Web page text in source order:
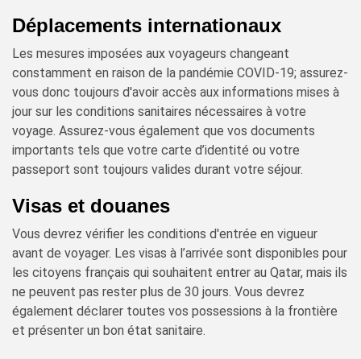
Déplacements internationaux
Les mesures imposées aux voyageurs changeant
constamment en raison de la pandémie COVID-19; assurez-
vous donc toujours d'avoir accès aux informations mises à
jour sur les conditions sanitaires nécessaires à votre
voyage. Assurez-vous également que vos documents
importants tels que votre carte d’identité ou votre
passeport sont toujours valides durant votre séjour.
Visas et douanes
Vous devrez vérifier les conditions d'entrée en vigueur
avant de voyager. Les visas à l’arrivée sont disponibles pour
les citoyens français qui souhaitent entrer au Qatar, mais ils
ne peuvent pas rester plus de 30 jours. Vous devrez
également déclarer toutes vos possessions à la frontière
et présenter un bon état sanitaire.